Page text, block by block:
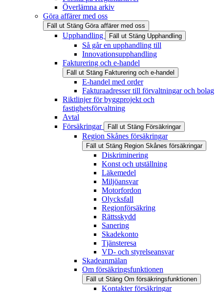
Överlämna arkiv
Göra affärer med oss
Fäll ut Stäng Göra affärer med oss
Upphandling Fäll ut Stäng Upphandling
Så går en upphandling till
Innovationsupphandling
Fakturering och e-handel
Fäll ut Stäng Fakturering och e-handel
E-handel med order
Fakturaadresser till förvaltningar och bolag
Riktlinjer för byggprojekt och
fastighetsförvaltning
Avtal
Försäkringar
Fäll ut Stäng Försäkringar
Region Skånes försäkringar
Fäll ut Stäng Region Skånes försäkringar
Diskriminering
Konst och utställning
Läkemedel
Miljöansvar
Motorfordon
Olycksfall
Regionförsäkring
Rättsskydd
Sanering
Skadekonto
Tjänsteresa
VD- och styrelseansvar
Skadeanmälan
Om försäkringsfunktionen
Fäll ut Stäng Om försäkringsfunktionen
Kontakter försäkringar